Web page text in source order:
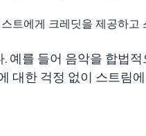
트에게 크레딧을 제공하고
예를 들어 음악을 합법적
대한 걱정 없이 스트림